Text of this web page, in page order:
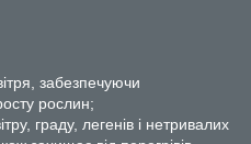
забезпечуючи
рослин;
граду, легенів і нетривалих